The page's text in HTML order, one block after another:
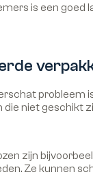
is een goed
probleem
die niet geschikt
zijn
Ze kunnen